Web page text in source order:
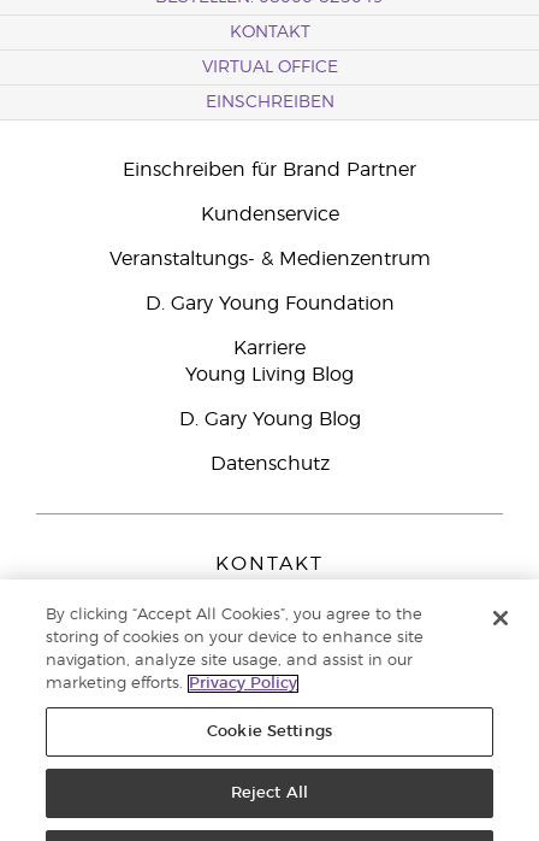
KONTAKT
VIRTUAL OFFICE
EINSCHREIBEN
Einschreiben für Brand Partner
Kundenservice
Veranstaltungs- & Medienzentrum
D. Gary Young Foundation
Karriere
Young Living Blog
D. Gary Young Blog
Datenschutz
KONTAKT
Peizerweg 97
9727 AJ Groningen
Netherlands
Kundenservice:08000-825049
Datenschutzerklärung
By clicking “Accept All Cookies”, you agree to the
storing of cookies on your device to enhance site
navigation, analyze site usage, and assist in our
marketing efforts.
Privacy Policy
Cookie Settings
Reject All